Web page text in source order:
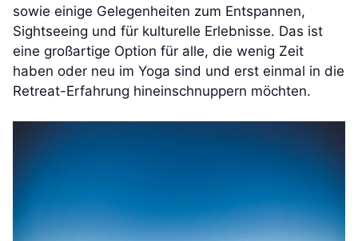
sowie einige Gelegenheiten zum Entspannen,
Sightseeing und für kulturelle Erlebnisse. Das ist
eine großartige Option für alle, die wenig Zeit
haben oder neu im Yoga sind und erst einmal in die
Retreat-Erfahrung hineinschnuppern möchten.